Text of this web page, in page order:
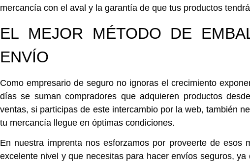
mercancía con el aval y la garantía de que tus productos
EL MEJOR MÉTODO DE
ENVÍO
Como empresario de seguro no ignoras el crecimiento
días se suman compradores que adquieren productos
ventas, si participas de este intercambio por la web, también
tu mercancía llegue en óptimas condiciones.
En nuestra imprenta nos esforzamos por proveerte de esos
excelente nivel y que necesitas para hacer envíos seguros,